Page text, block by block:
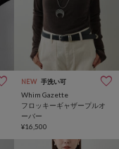
NEW 手洗い可
Whim Gazette
フロッキーギャザープルオ
ーバー
¥16,500